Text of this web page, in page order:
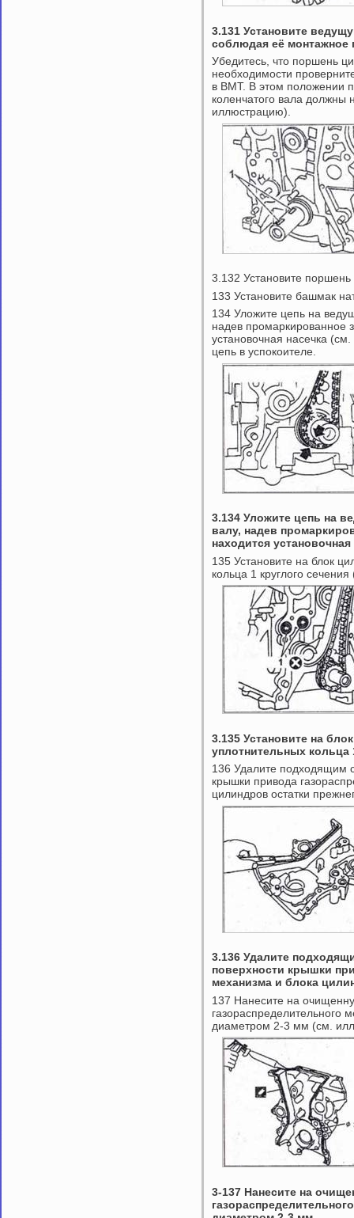
3.131 Установите
соблюдая её монтажное
Убедитесь, что поршень
необходимости
в ВМТ. В этом положении
коленчатого вала должны
иллюстрацию).
3.132 Установите
133 Установите башмак
134 Уложите цепь на
надев промаркированное
установочная насечка
цепь в успокоителе.
3.134 Уложите цепь на
валу, надев
находится
135 Установите на блок
кольца 1 круглого
3.135 Установите на
уплотнительных кольца
136 Удалите подходящим
крышки привода
цилиндров остатки
3.136 Удалите
поверхности крышки
механизма и блока
137 Нанесите на
газораспределительного
диаметром 2-3 мм (см.
3-137 Нанесите на